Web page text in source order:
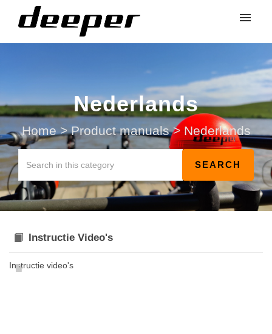
Nederlands
Home > Product manuals > Nederlands
Instructie Video's
Instructie video's